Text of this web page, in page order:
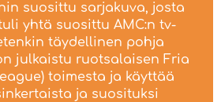
suosittu sarjakuva, josta
yhtä suosittu AMC:n tv-
täydellinen pohja
julkaistu ruotsalaisen Fria
toimesta ja käyttää
ja suosituksi